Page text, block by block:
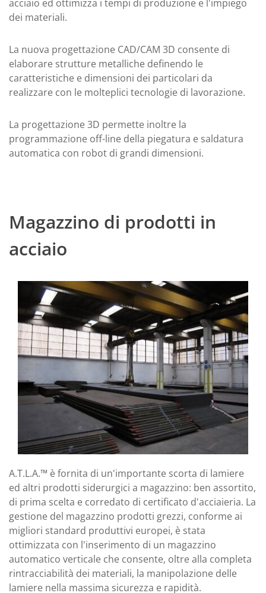
acciaio ed ottimizza i tempi di produzione e l'impiego
dei materiali.
La nuova progettazione CAD/CAM 3D consente di
elaborare strutture metalliche definendo le
caratteristiche e dimensioni dei particolari da
realizzare con le molteplici tecnologie di lavorazione.
La progettazione 3D permette inoltre la
programmazione off-line della piegatura e saldatura
automatica con robot di grandi dimensioni.
Magazzino di prodotti in
acciaio
A.T.L.A.™ è fornita di un'importante scorta di lamiere
ed altri prodotti siderurgici a magazzino: ben assortito,
di prima scelta e corredato di certificato d'acciaieria. La
gestione del magazzino prodotti grezzi, conforme ai
migliori standard produttivi europei, è stata
ottimizzata con l'inserimento di un magazzino
automatico verticale che consente, oltre alla completa
rintracciabilità dei materiali, la manipolazione delle
lamiere nella massima sicurezza e rapidità.